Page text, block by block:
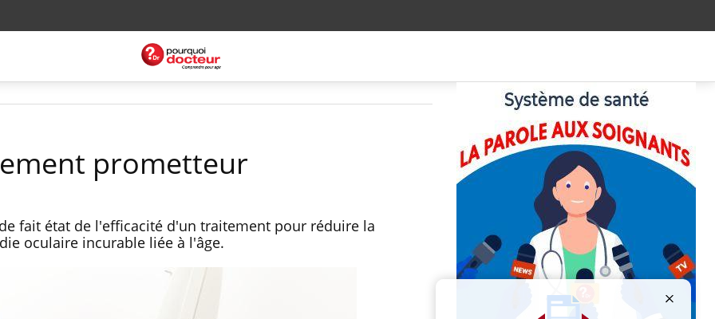
prometteur
fait état de l'efficacité d'un traitement pour réduire la
oculaire incurable liée à l'âge.